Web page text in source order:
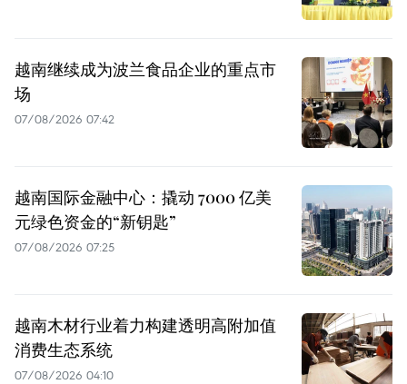
越南继续成为波兰食品企业的重点市
场
07/08/2026 07:42
越南国际金融中心：撬动 7000 亿美
元绿色资金的“新钥匙”
07/08/2026 07:25
越南木材行业着力构建透明高附加值
消费生态系统
07/08/2026 04:10